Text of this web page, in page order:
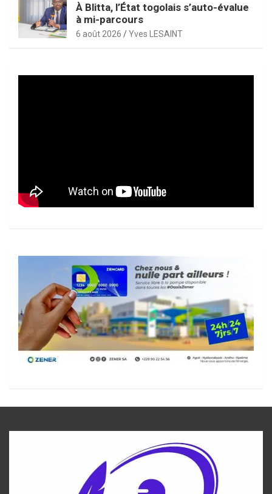
À Blitta, l’État togolais s’auto-évalue
à mi-parcours
6 août 2026 Yves LESAINT